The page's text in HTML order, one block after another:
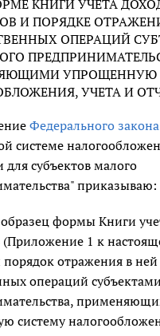
КНИГИ УЧЕТА
И ПОРЯДКЕ
ОПЕРАЦИЙ
УПРОЩЕННУЮ
УЧЕТА И
Федерального закона
системе
для субъектов малого
приказываю:
формы Книги
(Приложение 1 к
отражения в ней
операций
систему